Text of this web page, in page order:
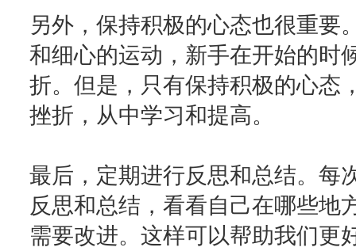
另外，保持积极的心态也很重要
和细心的运动，新手在开始的时
折。但是，只有保持积极的心态
挫折，从中学习和提高。
最后，定期进行反思和总结。每
反思和总结，看看自己在哪些地
需要改进。这样可以帮助我们更